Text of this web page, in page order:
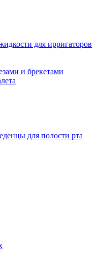
для ирригаторов
и брекетами
для полости рта